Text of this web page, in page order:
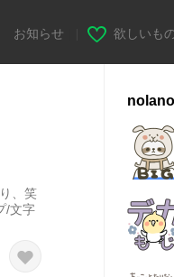
お知らせ 欲しいも
、笑
/文字